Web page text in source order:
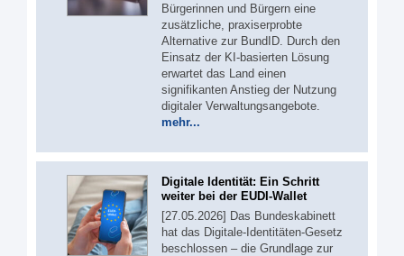
Bürgerinnen und Bürgern eine
zusätzliche, praxiserprobte
Alternative zur BundID. Durch den
Einsatz der KI-basierten Lösung
erwartet das Land einen
signifikanten Anstieg der Nutzung
digitaler Verwaltungsangebote.
mehr...
Digitale Identität: Ein Schritt
weiter bei der EUDI-Wallet
[27.05.2026] Das Bundeskabinett
hat das Digitale-Identitäten-Gesetz
beschlossen – die Grundlage zur